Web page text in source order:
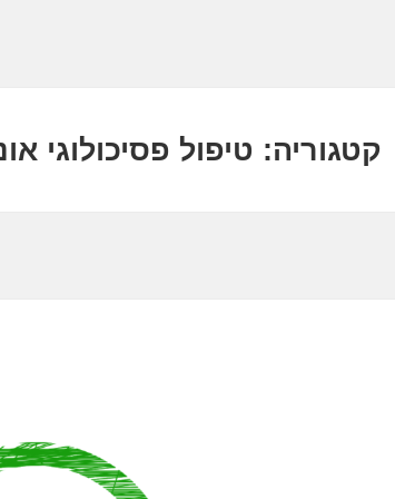
קטגוריה: טיפול פסיכולוגי